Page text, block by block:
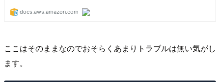
ここはそのままなのでおそらくあまりトラブルは無い気がし
ます。